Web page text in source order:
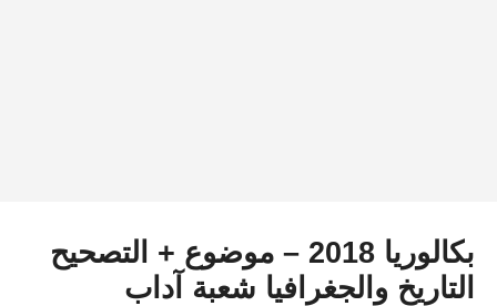
بكالوريا 2018 – موضوع + التصحيح
التاريخ والجغرافيا شعبة آداب